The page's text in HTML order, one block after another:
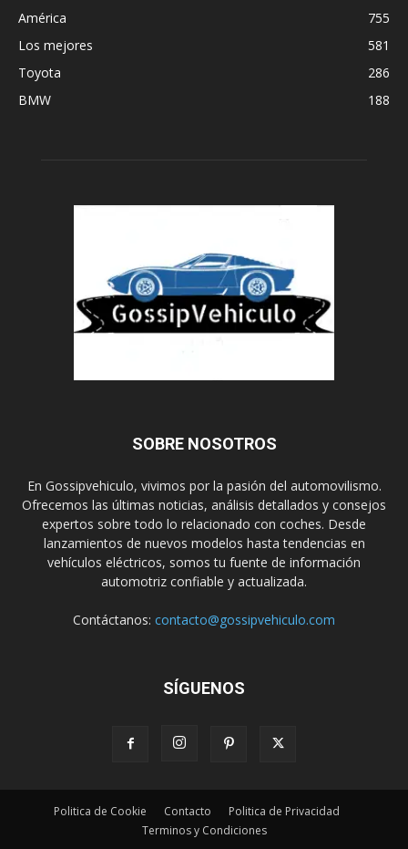
América
755
Los mejores
581
Toyota
286
BMW
188
SOBRE NOSOTROS
En Gossipvehiculo, vivimos por la pasión del automovilismo.
Ofrecemos las últimas noticias, análisis detallados y consejos
expertos sobre todo lo relacionado con coches. Desde
lanzamientos de nuevos modelos hasta tendencias en
vehículos eléctricos, somos tu fuente de información
automotriz confiable y actualizada.
Contáctanos: contacto@gossipvehiculo.com
SÍGUENOS
Politica de Cookie Contacto
Politica de Privacidad
Terminos y Condiciones